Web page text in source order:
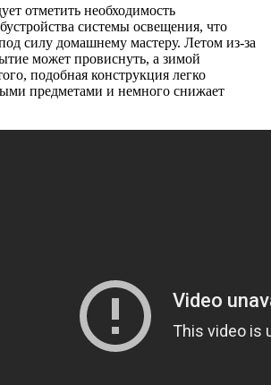
отметить необходимость
системы освещения, что
силу домашнему мастеру. Летом из-за
может провиснуть, а зимой
подобная конструкция легко
предметами и немного снижает